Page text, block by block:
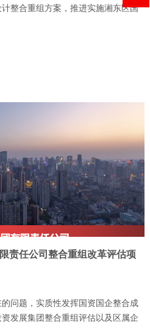
整合重组方案，推进实施湘东区国
责任公司整合重组改革评估项
问题，实质性发挥国资国企整合成
发展集团整合重组评估以及区属企